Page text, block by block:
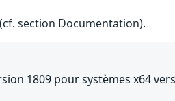
section Documentation).
1809 pour systèmes x64